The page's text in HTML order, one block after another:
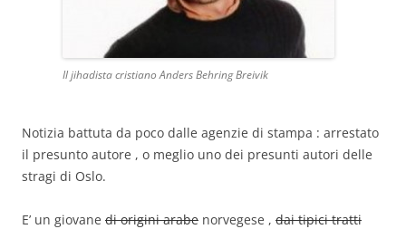
Il jihadista cristiano Anders Behring Breivik
Notizia battuta da poco dalle agenzie di stampa : arrestato
il presunto autore , o meglio uno dei presunti autori delle
stragi di Oslo.
E’ un giovane di origini arabe norvegese , dai tipici tratti